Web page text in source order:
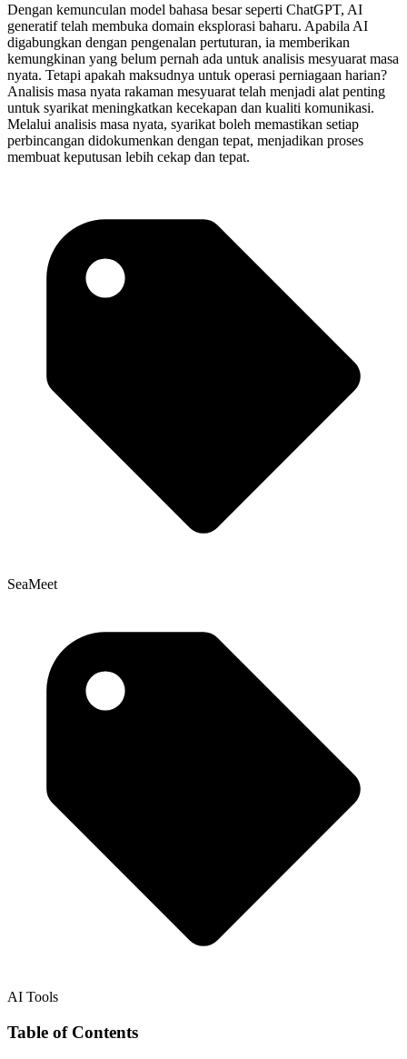
Dengan kemunculan model bahasa besar seperti ChatGPT, AI
generatif telah membuka domain eksplorasi baharu. Apabila AI
digabungkan dengan pengenalan pertuturan, ia memberikan
kemungkinan yang belum pernah ada untuk analisis mesyuarat masa
nyata. Tetapi apakah maksudnya untuk operasi perniagaan harian?
Analisis masa nyata rakaman mesyuarat telah menjadi alat penting
untuk syarikat meningkatkan kecekapan dan kualiti komunikasi.
Melalui analisis masa nyata, syarikat boleh memastikan setiap
perbincangan didokumenkan dengan tepat, menjadikan proses
membuat keputusan lebih cekap dan tepat.
SeaMeet
AI Tools
Table of Contents